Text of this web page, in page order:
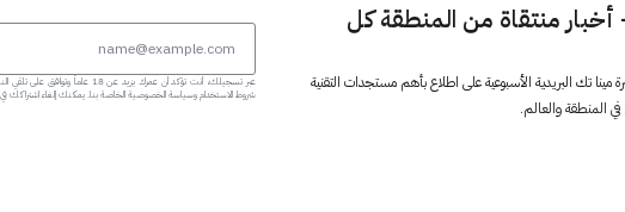
منتقاة من المنطقة كل
مينا تك البريدية الأسبوعية على اطلاع بأهم مستجدات التقنية
المنطقة والعالم.
عبر تسجيلك، أنت تؤكد أن عمرك يزيد عن
شروط الاستخدام وسياسة الخصوصية الخاصة بنا. يمكنك إلغاء اشتراكك